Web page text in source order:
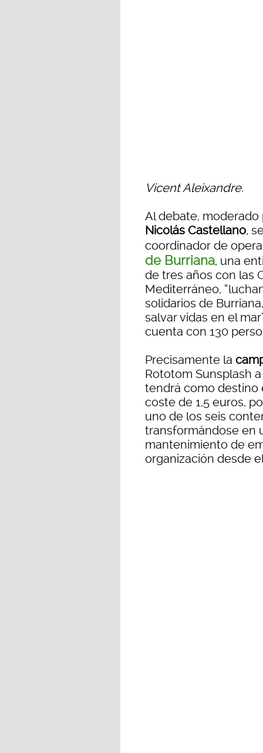
Vicent Aleixandre.
Al debate, moderado
Nicolás Castellano,
coordinador de
de Burriana, una
de tres años con las
Mediterráneo,
solidarios de
salvar vidas en el
cuenta con 130
Precisamente la
Rototom Sunsplash
tendrá como destino
coste de 1,5 euros,
uno de los seis
transformándose en
mantenimiento de
organización desde